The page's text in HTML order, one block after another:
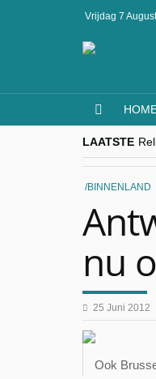
Vrijdag 7
LAATSTE
BINNENLAND
nu
25 Juni 2012
Ook